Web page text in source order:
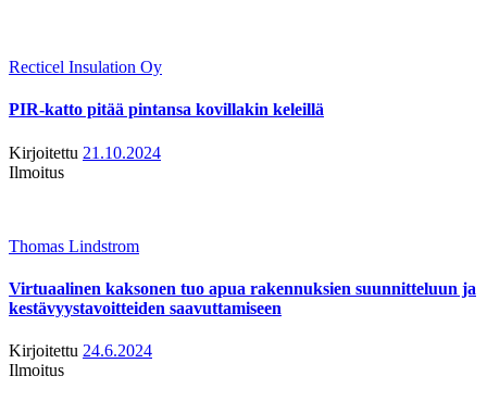
Recticel Insulation Oy
PIR-katto pitää pintansa kovillakin keleillä
Kirjoitettu 21.10.2024
Ilmoitus
Thomas Lindstrom
Virtuaalinen kaksonen tuo apua rakennuksien suunnitteluun ja
kestävyystavoitteiden saavuttamiseen
Kirjoitettu 24.6.2024
Ilmoitus